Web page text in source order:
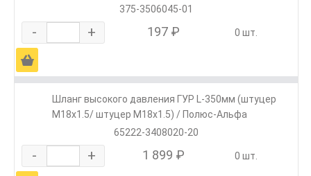
375-3506045-01
- + 197 ₽ 0 шт.
Ä
Шланг высокого давления ГУР L-350мм (штуцер
М18х1.5/ штуцер М18х1.5) / Полюс-Альфа
65222-3408020-20
- + 1 899 ₽ 0 шт.